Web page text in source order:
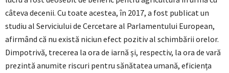
câteva decenii. Cu toate acestea, în 2017, a fost publicat un
studiu al Serviciului de Cercetare al Parlamentului European,
afirmând că nu există niciun efect pozitiv al schimbării orelor.
Dimpotrivă, trecerea la ora de iarnă și, respectiv, la ora de vară
prezintă anumite riscuri pentru sănătatea umană, eficiența